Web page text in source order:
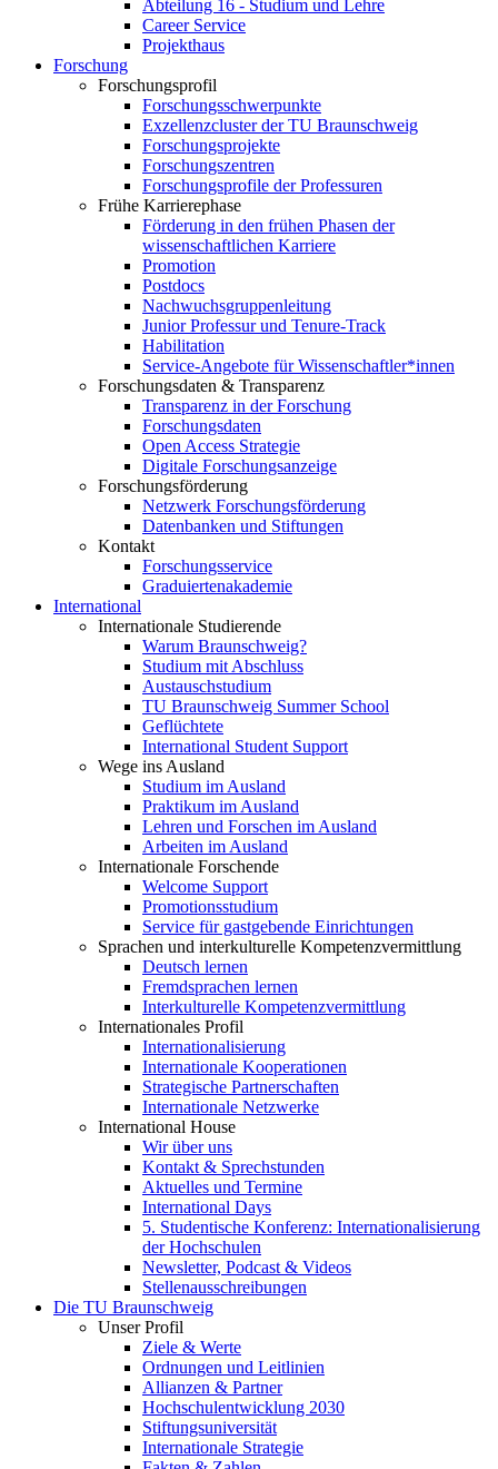
Abteilung 16 - Studium und Lehre
Career Service
Projekthaus
Forschung
Forschungsprofil
Forschungsschwerpunkte
Exzellenzcluster der TU Braunschweig
Forschungsprojekte
Forschungszentren
Forschungsprofile der Professuren
Frühe Karrierephase
Förderung in den frühen Phasen der
wissenschaftlichen Karriere
Promotion
Postdocs
Nachwuchsgruppenleitung
Junior Professur und Tenure-Track
Habilitation
Service-Angebote für Wissenschaftler*innen
Forschungsdaten & Transparenz
Transparenz in der Forschung
Forschungsdaten
Open Access Strategie
Digitale Forschungsanzeige
Forschungsförderung
Netzwerk Forschungsförderung
Datenbanken und Stiftungen
Kontakt
Forschungsservice
Graduiertenakademie
International
Internationale Studierende
Warum Braunschweig?
Studium mit Abschluss
Austauschstudium
TU Braunschweig Summer School
Geflüchtete
International Student Support
Wege ins Ausland
Studium im Ausland
Praktikum im Ausland
Lehren und Forschen im Ausland
Arbeiten im Ausland
Internationale Forschende
Welcome Support
Promotionsstudium
Service für gastgebende Einrichtungen
Sprachen und interkulturelle Kompetenzvermittlung
Deutsch lernen
Fremdsprachen lernen
Interkulturelle Kompetenzvermittlung
Internationales Profil
Internationalisierung
Internationale Kooperationen
Strategische Partnerschaften
Internationale Netzwerke
International House
Wir über uns
Kontakt & Sprechstunden
Aktuelles und Termine
International Days
5. Studentische Konferenz: Internationalisierung
der Hochschulen
Newsletter, Podcast & Videos
Stellenausschreibungen
Die TU Braunschweig
Unser Profil
Ziele & Werte
Ordnungen und Leitlinien
Allianzen & Partner
Hochschulentwicklung 2030
Stiftungsuniversität
Internationale Strategie